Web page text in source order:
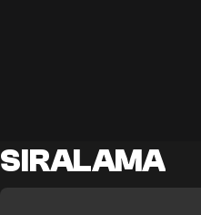
SIRALAMA